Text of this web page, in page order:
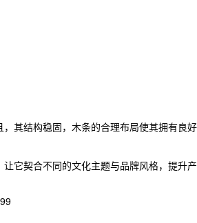
其结构稳固，木条的合理布局使其拥有良好
它契合不同的文化主题与品牌风格，提升产